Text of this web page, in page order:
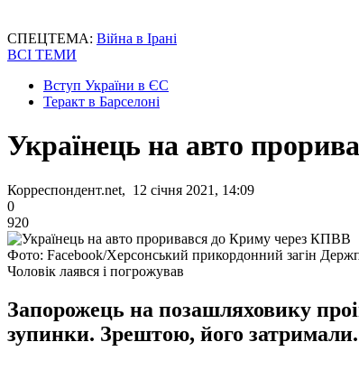
СПЕЦТЕМА: Війна в Ірані
ВСІ ТЕМИ
Вступ України в ЄС
Теракт в Барселоні
Українець на авто
Корреспондент.net, 12 січня 2021, 14:09
0
920
Фото: Facebook/Херсонський прикордонний загін
Чоловік лаявся і погрожував
Запорожець на позашляховику
зупинки. Зрештою, його затримали.